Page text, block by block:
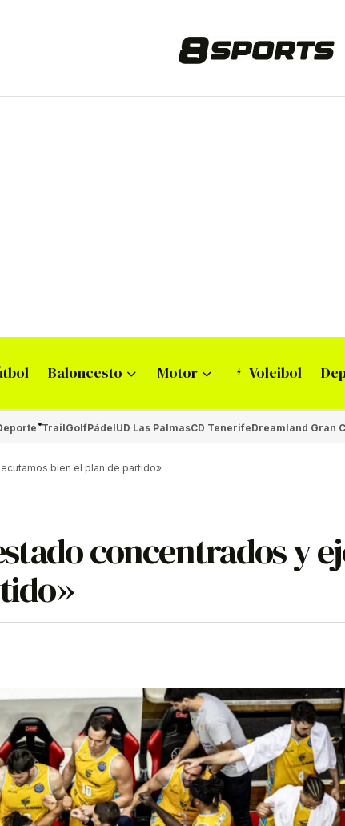
Baloncesto Motor Voleibol
TrailGolfPádelUD Las PalmasCD TenerifeDreamland Gran
bien el plan de partido»
concentrados y